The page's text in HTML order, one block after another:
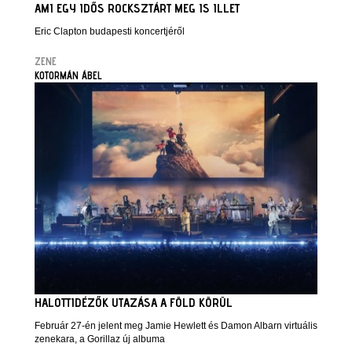
AMI EGY IDŐS ROCKSZTÁRT MEG IS ILLET
Eric Clapton budapesti koncertjéről
ZENE
KOTORMÁN ÁBEL
HALOTTIDÉZŐK UTAZÁSA A FÖLD KÖRÜL
Február 27-én jelent meg Jamie Hewlett és Damon Albarn virtuális
zenekara, a Gorillaz új albuma